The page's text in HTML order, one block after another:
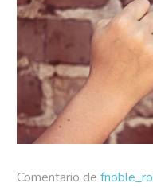
Comentario de